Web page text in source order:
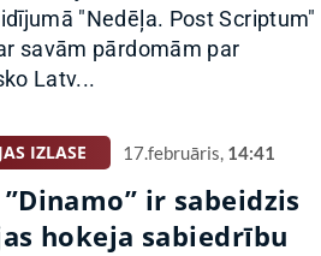
"Nedēļa. Post Scriptum"
savām pārdomām par
Latv...
IZLASE 17.februāris, 14:41
”Dinamo” ir sabeidzis
hokeja sabiedrību